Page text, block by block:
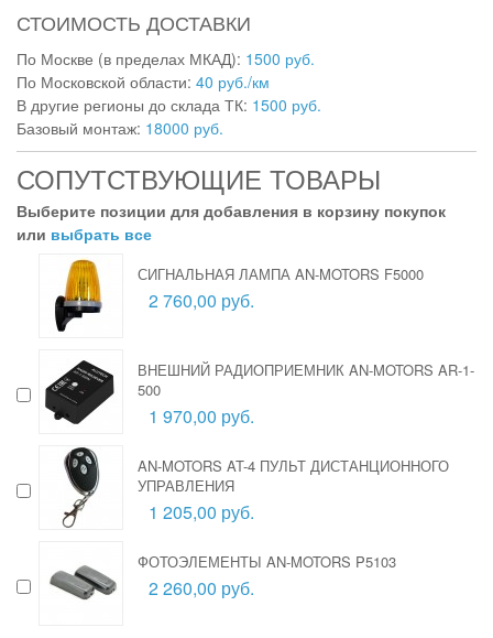
СТОИМОСТЬ ДОСТАВКИ
По Москве (в пределах МКАД): 1500 руб.
По Московской области: 40 руб./км
В другие регионы до склада ТК: 1500 руб.
Базовый монтаж: 18000 руб.
СОПУТСТВУЮЩИЕ ТОВАРЫ
Выберите позиции для добавления в корзину покупок
или выбрать все
СИГНАЛЬНАЯ ЛАМПА AN-MOTORS F5000
2 760,00 руб.
ВНЕШНИЙ РАДИОПРИЕМНИК AN-MOTORS AR-1-
500
1 970,00 руб.
AN-MOTORS AT-4 ПУЛЬТ ДИСТАНЦИОННОГО
УПРАВЛЕНИЯ
1 205,00 руб.
ФОТОЭЛЕМЕНТЫ AN-MOTORS P5103
2 260,00 руб.